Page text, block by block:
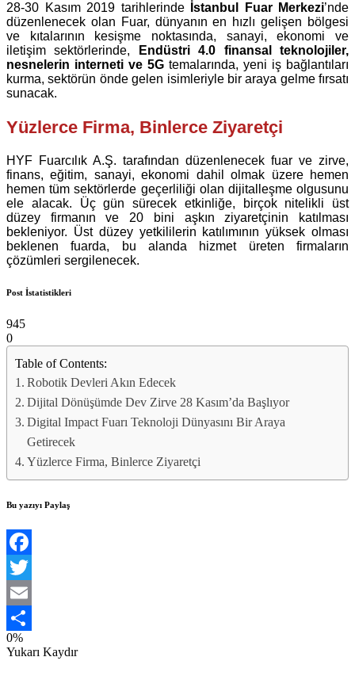
28-30 Kasım 2019 tarihlerindeİstanbul Fuar Merkezi’nde
düzenlenecek olan Fuar, dünyanın en hızlı gelişen bölgesi
ve kıtalarının kesişme noktasında, sanayi, ekonomi ve
iletişim sektörlerinde,
Endüstri 4.0 finansal teknolojiler,
nesnelerin interneti ve 5G temalarında, yeni iş bağlantıları
kurma, sektörün önde gelen isimleriyle bir araya gelme fırsatı
sunacak.
Yüzlerce Firma, Binlerce Ziyaretçi
HYF Fuarcılık A.Ş. tarafından düzenlenecek fuar ve zirve,
finans, eğitim, sanayi, ekonomi dahil olmak üzere hemen
hemen tüm sektörlerde geçerliliği olan dijitalleşme olgusunu
ele alacak. Üç gün sürecek etkinliğe, birçok nitelikli üst
düzey firmanın ve 20 bini aşkın ziyaretçinin katılması
bekleniyor. Üst düzey yetkililerin katılımının yüksek olması
beklenen fuarda, bu alanda hizmet üreten firmaların
çözümleri sergilenecek.
Post İstatistikleri
945
0
Table of Contents:
Robotik Devleri Akın Edecek
Dijital Dönüşümde Dev Zirve 28 Kasım’da Başlıyor
Digital Impact Fuarı Teknoloji Dünyasını Bir Araya
Getirecek
Yüzlerce Firma, Binlerce Ziyaretçi
Bu yazıyı Paylaş
Facebook
Twitter
Email
Share
0%
Yukarı Kaydır